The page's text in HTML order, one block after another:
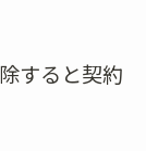
すると契約